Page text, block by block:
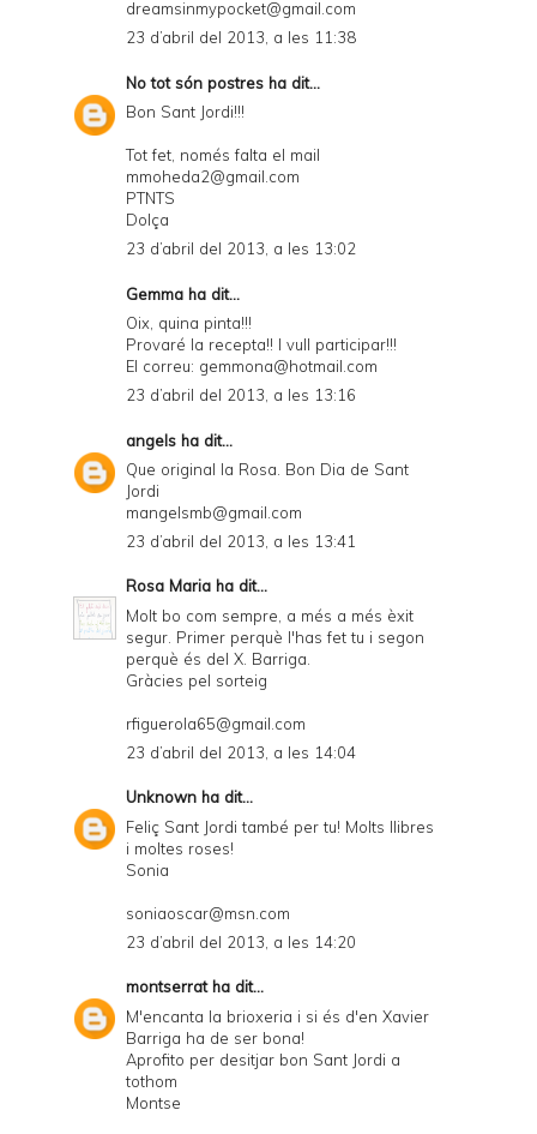
dreamsinmypocket@gmail.com
23 d’abril del 2013, a les 11:38
No tot són postres ha dit...
Bon Sant Jordi!!!
Tot fet, només falta el mail
mmoheda2@gmail.com
PTNTS
Dolça
23 d’abril del 2013, a les 13:02
Gemma ha dit...
Oix, quina pinta!!!
Provaré la recepta!! I vull participar!!!
El correu: gemmona@hotmail.com
23 d’abril del 2013, a les 13:16
angels ha dit...
Que original la Rosa. Bon Dia de Sant
Jordi
mangelsmb@gmail.com
23 d’abril del 2013, a les 13:41
Rosa Maria ha dit...
Molt bo com sempre, a més a més èxit
segur. Primer perquè l'has fet tu i segon
perquè és del X. Barriga.
Gràcies pel sorteig
rfiguerola65@gmail.com
23 d’abril del 2013, a les 14:04
Unknown ha dit...
Feliç Sant Jordi també per tu! Molts llibres
i moltes roses!
Sonia
soniaoscar@msn.com
23 d’abril del 2013, a les 14:20
montserratha dit...
M'encanta la brioxeria i si és d'en Xavier
Barriga ha de ser bona!
Aprofito per desitjar bon Sant Jordi a
tothom
Montse